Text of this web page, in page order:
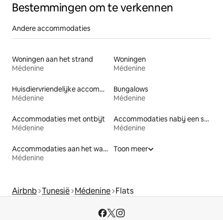
Bestemmingen om te verkennen
Andere accommodaties
Woningen aan het strand
Médenine
Woningen
Médenine
Huisdiervriendelijke accommodaties
Médenine
Bungalows
Médenine
Accommodaties met ontbijt
Médenine
Accommodaties nabij een strand
Médenine
Accommodaties aan het water
Médenine
Toon meer
Airbnb Tunesië Médenine Flats